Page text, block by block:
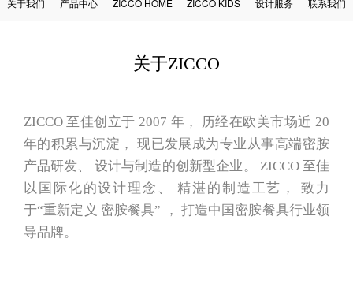
关于我们 产品中心 ZICCO HOME ZICCO KIDS 设计服务 联系我们
关于ZICCO
ZICCO 至佳创立于 2007 年， 历经在欧美市场近 20
年的积累与沉淀， 现已发展成为专业从事高端密胺
产品研发、 设计与制造的创新型企业。 ZICCO 至佳
以国际化的设计理念、 精湛的制造工艺， 致力
于“重新定义 密胺餐具” ， 打造中国密胺餐具行业领
导品牌。